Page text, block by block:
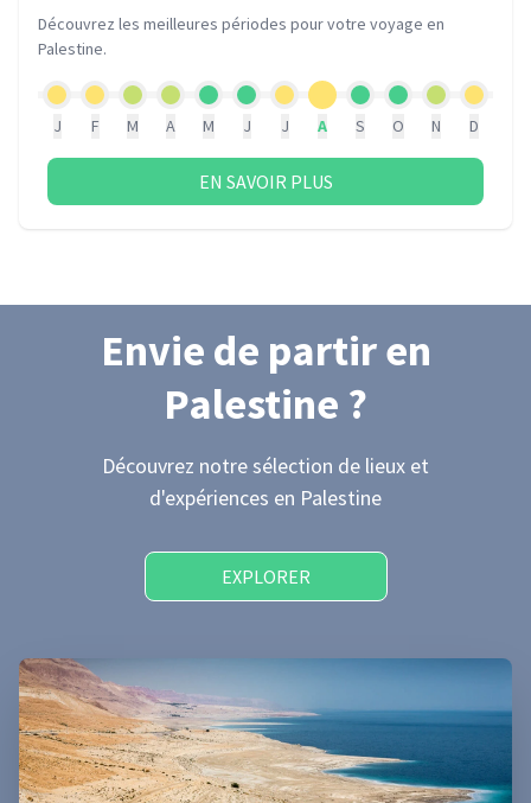
Découvrez les meilleures périodes pour votre voyage en
Palestine.
J F M A M J J A S O N D
EN SAVOIR PLUS
Envie de partiren
Palestine ?
Découvrez notre sélection de lieux et
d'expériences en Palestine
EXPLORER